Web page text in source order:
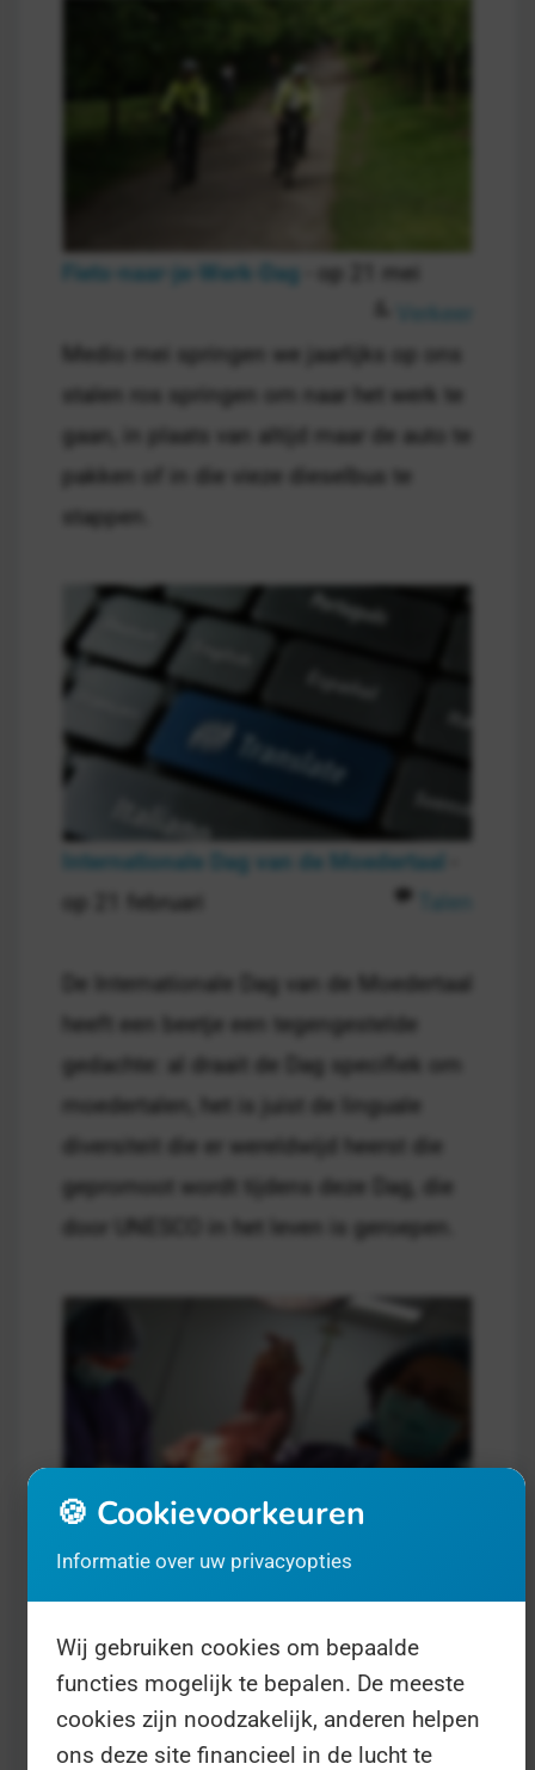
Fiets-naar-je-Werk-Dag - op 21 mei
Medio mei springen we jaarlijks op ons
stalen ros springen om naar het werk te
gaan, in plaats van altijd maar de auto te
pakken of in die vieze dieselbus te
stappen.
Internationale Dag van de Moedertaal
op 21 februari
De Internationale Dag van de Moedertaal
heeft een beetje een tegengestelde
gedachte: al draait de Dag specifiek om
moedertalen, het is juist de linguale
diversiteit die er wereldwijd heerst die
gepromoot wordt tijdens deze Dag, die
door UNESCO in het leven is geroepen.
Internationale Dag van de
We hebben allemaal een moeder. U. Uw
moeder. De koning. De konings moeder.
🍪 Cookievoorkeuren
Informatie over uw privacyopties
Wij gebruiken cookies om bepaalde
functies mogelijk te bepalen. De meeste
cookies zijn noodzakelijk, anderen helpen
ons deze site financieel in de lucht te